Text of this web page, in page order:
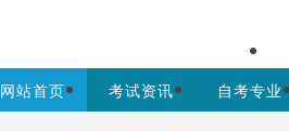
网站首页 考试资讯 自考专业